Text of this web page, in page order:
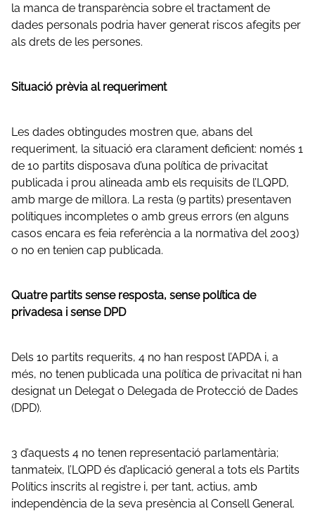
la manca de transparència sobre el tractament de
dades personals podria haver generat riscos afegits per
als drets de les persones.
Situació prèvia al requeriment
Les dades obtingudes mostren que, abans del
requeriment, la situació era clarament deficient: només 1
de 10 partits disposava d’una política de privacitat
publicada i prou alineada amb els requisits de l’LQPD,
amb marge de millora. La resta (9 partits) presentaven
polítiques incompletes o amb greus errors (en alguns
casos encara es feia referència a la normativa del 2003)
o no en tenien cap publicada.
Quatre partits sense resposta, sense política de
privadesa i sense DPD
Dels 10 partits requerits, 4 no han respost l’APDA i, a
més, no tenen publicada una política de privacitat ni han
designat un Delegat o Delegada de Protecció de Dades
(DPD).
3 d’aquests 4 no tenen representació parlamentària;
tanmateix, l’LQPD és d’aplicació general a tots els Partits
Polítics inscrits al registre i, per tant, actius, amb
independència de la seva presència al Consell General.